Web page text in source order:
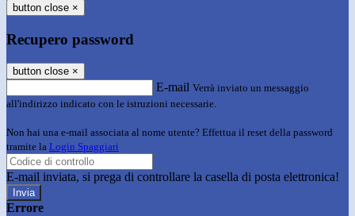
button close ×
Recupero password
button close ×
E-mail Verrà inviato un messaggio
all'indirizzo indicato con le istruzioni necessarie.
Non hai una e-mail associata al nome utente? Effettua il reset della password
tramite la Login Spaggiari
E-mail inviata, si prega di controllare la casella di posta elettronica!
Errore